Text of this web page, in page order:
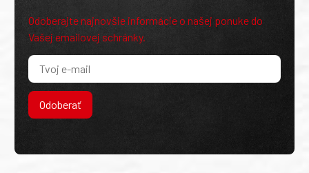
Odoberajte najnovšie informácie o našej ponuke do
Vašej emailovej schránky.
Odoberať